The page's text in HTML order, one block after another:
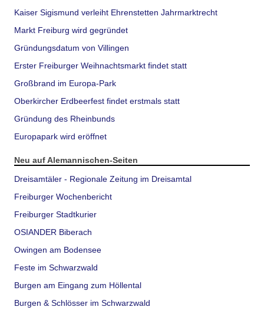
Kaiser Sigismund verleiht Ehrenstetten Jahrmarktrecht
Markt Freiburg wird gegründet
Gründungsdatum von Villingen
Erster Freiburger Weihnachtsmarkt findet statt
Großbrand im Europa-Park
Oberkircher Erdbeerfest findet erstmals statt
Gründung des Rheinbunds
Europapark wird eröffnet
Neu auf Alemannischen-Seiten
Dreisamtäler - Regionale Zeitung im Dreisamtal
Freiburger Wochenbericht
Freiburger Stadtkurier
OSIANDER Biberach
Owingen am Bodensee
Feste im Schwarzwald
Burgen am Eingang zum Höllental
Burgen & Schlösser im Schwarzwald